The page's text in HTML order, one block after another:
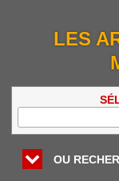
LES
OU